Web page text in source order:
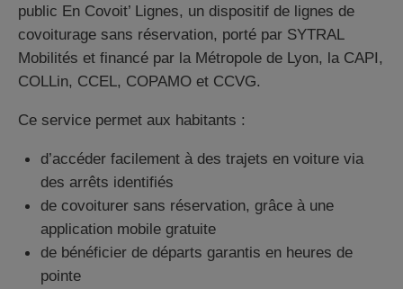
public En Covoit’ Lignes, un dispositif de lignes de
covoiturage sans réservation, porté par SYTRAL
Mobilités et financé par la Métropole de Lyon, la CAPI,
COLLin, CCEL, COPAMO et CCVG.
Ce service permet aux habitants :
d’accéder facilement à des trajets en voiture via
des arrêts identifiés
de covoiturer sans réservation, grâce à une
application mobile gratuite
de bénéficier de départs garantis en heures de
pointe